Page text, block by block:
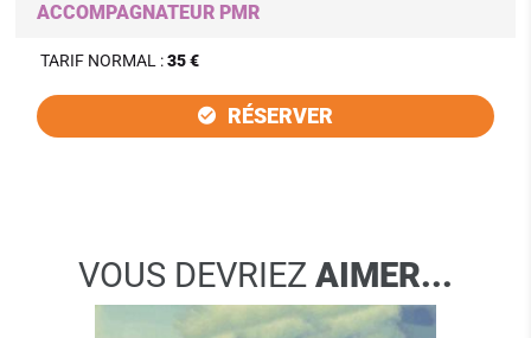
ACCOMPAGNATEUR PMR
TARIF NORMAL :35 €
RÉSERVER
VOUS DEVRIEZ AIMER...